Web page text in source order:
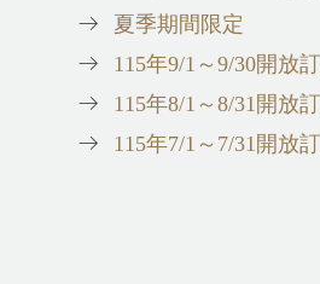
夏季期間限定
115年9/1～9/30開放
115年8/1～8/31開放
115年7/1～7/31開放